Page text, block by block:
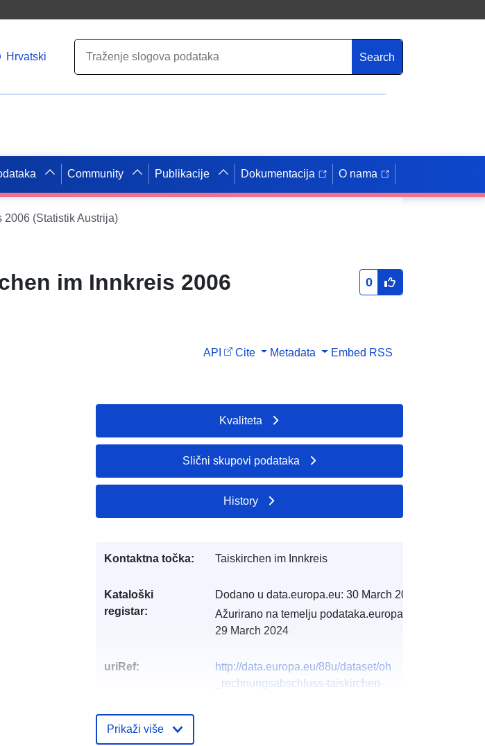
Hrvatski Search
Community Publikacije Dokumentacija O nama
2006 (Statistik Austrija)
im Innkreis 2006
0
API Cite Metadata Embed RSS
Kvaliteta
Slični skupovi podataka
History
Kontaktna točka: Taiskirchen im Innkreis
Kataloški
registar:
Dodano u data.europa.eu: 30 March 2022
Ažurirano na temelju podataka.europa.eu:
29 March 2024
uriRef:
http://data.europa.eu/88u/dataset/oh
_rechnungsabschluss-taiskirchen-
Prikaži više